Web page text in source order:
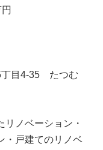
目4‐35 たつむ
ノベーション・
・戸建てのリノベ